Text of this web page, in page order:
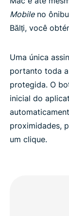
Mobileno
Bălți, você
Uma única
portanto toda
protegida. O
inicial do
proximidades,
um clique.